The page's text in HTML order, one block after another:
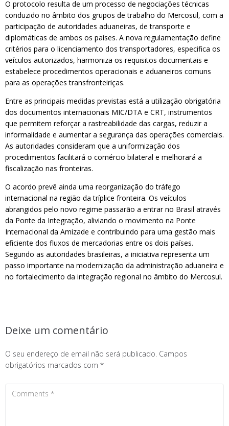
O protocolo resulta de um processo de negociações técnicas
conduzido no âmbito dos grupos de trabalho do Mercosul, com a
participação de autoridades aduaneiras, de transporte e
diplomáticas de ambos os países. A nova regulamentação define
critérios para o licenciamento dos transportadores, especifica os
veículos autorizados, harmoniza os requisitos documentais e
estabelece procedimentos operacionais e aduaneiros comuns
para as operações transfronteiriças.
Entre as principais medidas previstas está a utilização obrigatória
dos documentos internacionais MIC/DTA e CRT, instrumentos
que permitem reforçar a rastreabilidade das cargas, reduzir a
informalidade e aumentar a segurança das operações comerciais.
As autoridades consideram que a uniformização dos
procedimentos facilitará o comércio bilateral e melhorará a
fiscalização nas fronteiras.
O acordo prevê ainda uma reorganização do tráfego
internacional na região da tríplice fronteira. Os veículos
abrangidos pelo novo regime passarão a entrar no Brasil através
da Ponte da Integração, aliviando o movimento na Ponte
Internacional da Amizade e contribuindo para uma gestão mais
eficiente dos fluxos de mercadorias entre os dois países.
Segundo as autoridades brasileiras, a iniciativa representa um
passo importante na modernização da administração aduaneira e
no fortalecimento da integração regional no âmbito do Mercosul.
Deixe um comentário
O seu endereço de email não será publicado. Campos
obrigatórios marcados com *